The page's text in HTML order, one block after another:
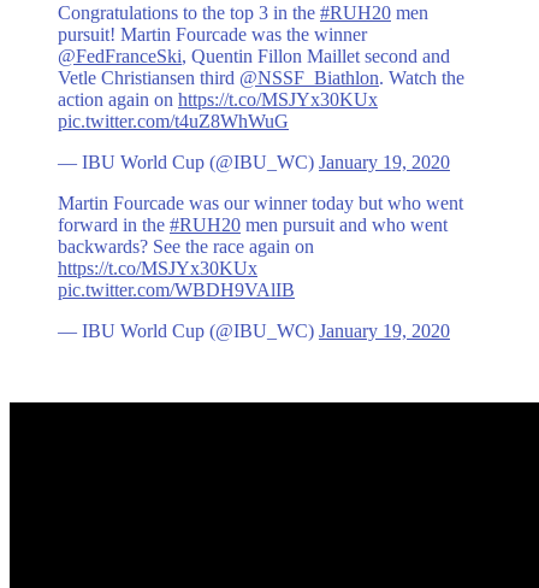
Congratulations to the top 3 in the #RUH20 men
pursuit! Martin Fourcade was the winner
@FedFranceSki, Quentin Fillon Maillet second and
Vetle Christiansen third @NSSF_Biathlon. Watch the
action again on https://t.co/MSJYx30KUx
pic.twitter.com/t4uZ8WhWuG
— IBU World Cup (@IBU_WC) January 19, 2020
Martin Fourcade was our winner today but who went
forward in the #RUH20 men pursuit and who went
backwards? See the race again on
https://t.co/MSJYx30KUx
pic.twitter.com/WBDH9VAlIB
— IBU World Cup (@IBU_WC) January 19, 2020